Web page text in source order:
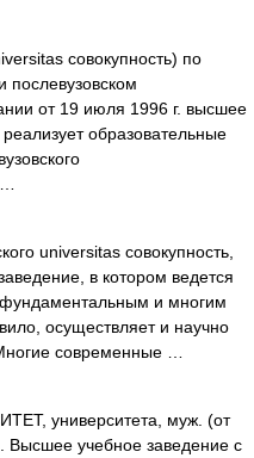
совокупность) по
от 19 июля 1996 г. высшее
образовательные
universitas совокупность,
в котором ведется
фундаментальным и многим
осуществляет и научно
современные …
университета, муж. (от
Высшее учебное заведение с